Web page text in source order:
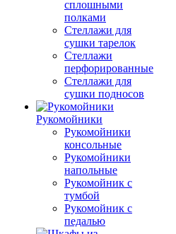
сплошными
полками
Стеллажи для
сушки тарелок
Стеллажи
перфорированные
Стеллажи для
сушки подносов
Рукомойники
Рукомойники
консольные
Рукомойники
напольные
Рукомойник с
тумбой
Рукомойник с
педалью